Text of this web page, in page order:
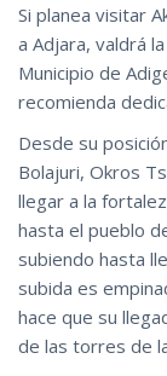
Si planea visitar
a Adjara, valdrá
Municipio de
recomienda
Desde su
Bolajuri, Okros
llegar a la
hasta el pueblo
subiendo hasta
subida es
hace que su
de las torres de